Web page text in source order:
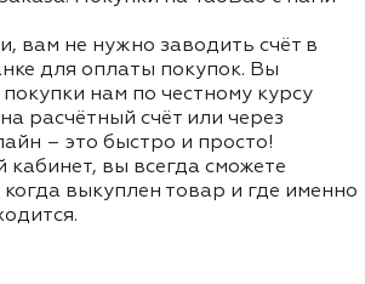
вам не нужно заводить счёт в
для оплаты покупок. Вы
нам по честному курсу
расчётный счёт или через
– это быстро и просто!
кабинет, вы всегда сможете
выкуплен товар и где именно